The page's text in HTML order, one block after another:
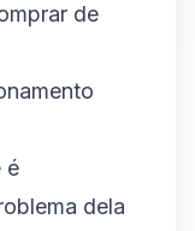
de
é
dela